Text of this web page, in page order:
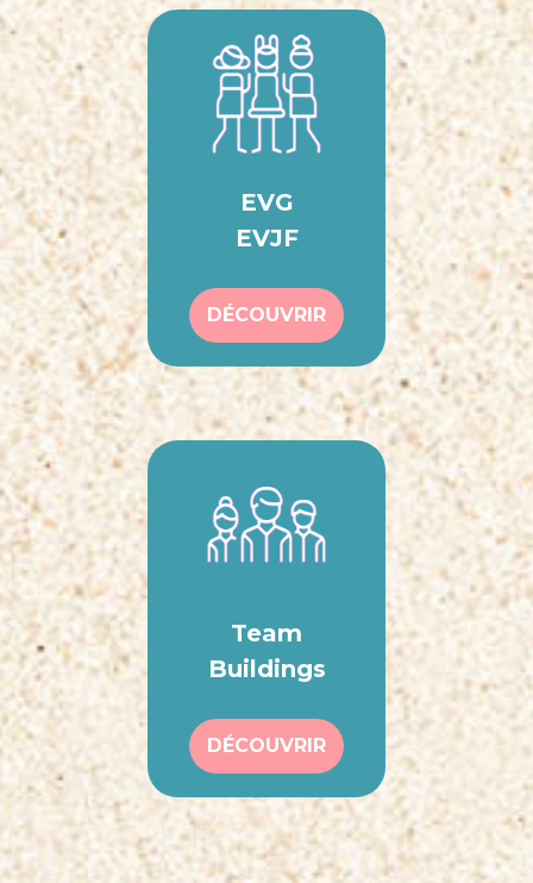
EVG
EVJF
DÉCOUVRIR
Team
Buildings
DÉCOUVRIR